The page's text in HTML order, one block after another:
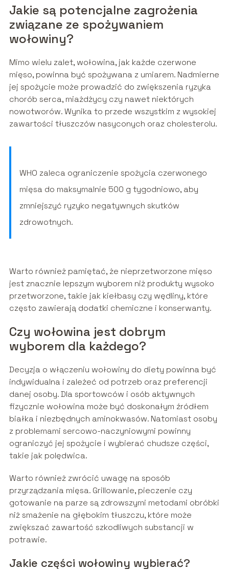
Jakie są potencjalne zagrożenia
związane ze spożywaniem
wołowiny?
Mimo wielu zalet, wołowina, jak każde czerwone
mięso, powinna być spożywana z umiarem. Nadmierne
jej spożycie może prowadzić do zwiększenia ryzyka
chorób serca, miażdżycy czy nawet niektórych
nowotworów. Wynika to przede wszystkim z wysokiej
zawartości tłuszczów nasyconych oraz cholesterolu.
WHO zaleca ograniczenie spożycia czerwonego
mięsa do maksymalnie 500 g tygodniowo, aby
zmniejszyć ryzyko negatywnych skutków
zdrowotnych.
Warto również pamiętać, że nieprzetworzone mięso
jest znacznie lepszym wyborem niż produkty wysoko
przetworzone, takie jak kiełbasy czy wędliny, które
często zawierają dodatki chemiczne i konserwanty.
Czy wołowina jest dobrym
wyborem dla każdego?
Decyzja o włączeniu wołowiny do diety powinna być
indywidualna i zależeć od potrzeb oraz preferencji
danej osoby. Dla sportowców i osób aktywnych
fizycznie wołowina może być doskonałym źródłem
białka i niezbędnych aminokwasów. Natomiast osoby
z problemami sercowo-naczyniowymi powinny
ograniczyć jej spożycie i wybierać chudsze części,
takie jak polędwica.
Warto również zwrócić uwagę na sposób
przyrządzania mięsa. Grillowanie, pieczenie czy
gotowanie na parze są zdrowszymi metodami obróbki
niż smażenie na głębokim tłuszczu, które może
zwiększać zawartość szkodliwych substancji w
potrawie.
Jakie części wołowiny wybierać?